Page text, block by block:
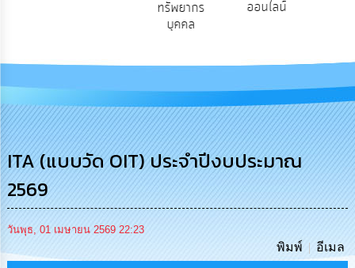
ทรัพยากร
การ
บริหาร
งาน
การ
ส่ง
เสริม
ความ
ทรัพยากร
บุคคล
ออนไลน์
ITA (แบบวัด OIT) ประจำปีงบประมาณ
2569
วันพุธ, 01 เมษายน 2569 22:23
พิมพ์ อีเมล